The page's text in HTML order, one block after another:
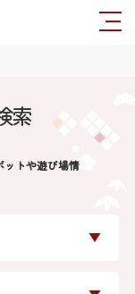
索
ットや遊び場情